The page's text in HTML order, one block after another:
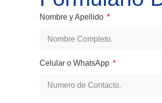
Nombre y Apellido
Celular o WhatsApp